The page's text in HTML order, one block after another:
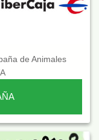
de Animales